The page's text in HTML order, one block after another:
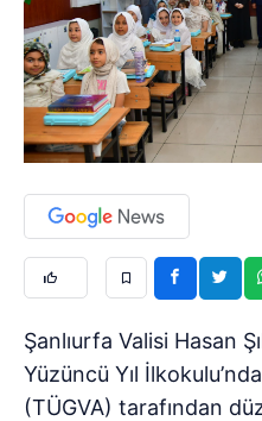
Şanlıurfa Valisi Hasan
Yüzüncü Yıl
(TÜGVA) tarafından